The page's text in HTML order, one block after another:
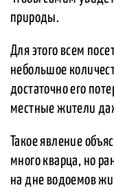
природы.
Для этого всем
небольшое
достаточно его
местные жители
Такое явление
много кварца, но
на дне водоемов